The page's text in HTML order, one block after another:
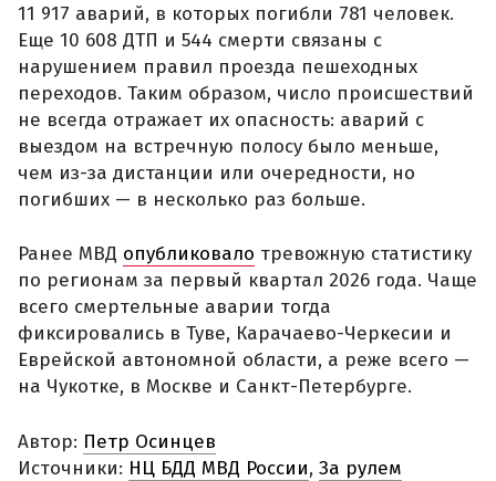
11 917 аварий, в которых погибли 781 человек.
Еще 10 608 ДТП и 544 смерти связаны с
нарушением правил проезда пешеходных
переходов. Таким образом, число происшествий
не всегда отражает их опасность: аварий с
выездом на встречную полосу было меньше,
чем из-за дистанции или очередности, но
погибших — в несколько раз больше.
Ранее МВД опубликовало тревожную статистику
по регионам за первый квартал 2026 года. Чаще
всего смертельные аварии тогда
фиксировались в Туве, Карачаево-Черкесии и
Еврейской автономной области, а реже всего —
на Чукотке, в Москве и Санкт-Петербурге.
Автор: Петр Осинцев
Источники: НЦ БДД МВД России, За рулем